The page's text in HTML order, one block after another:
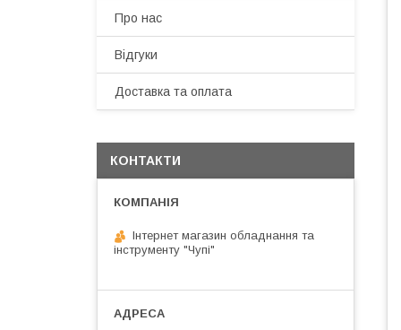
Про нас
Відгуки
Доставка та оплата
КОНТАКТИ
Інтернет магазин обладнання та
інструменту "Чупі"